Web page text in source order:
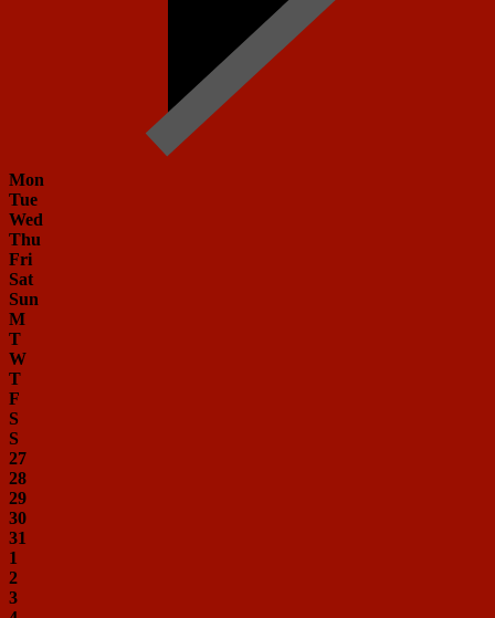
Mon
Tue
Wed
Thu
Fri
Sat
Sun
M
T
W
T
F
S
S
27
28
29
30
31
1
2
3